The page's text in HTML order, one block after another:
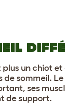
plus un chiot
de sommeil.
ses
de support.